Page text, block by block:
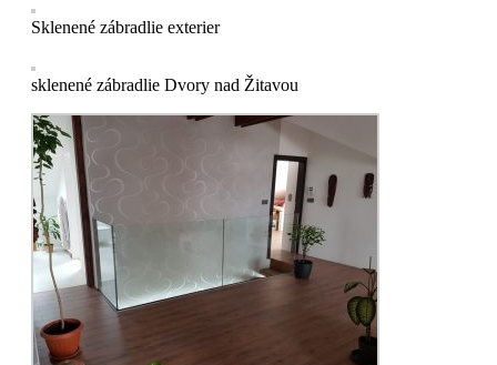
Sklenené zábradlie exterier
sklenené zábradlie Dvory nad Žitavou